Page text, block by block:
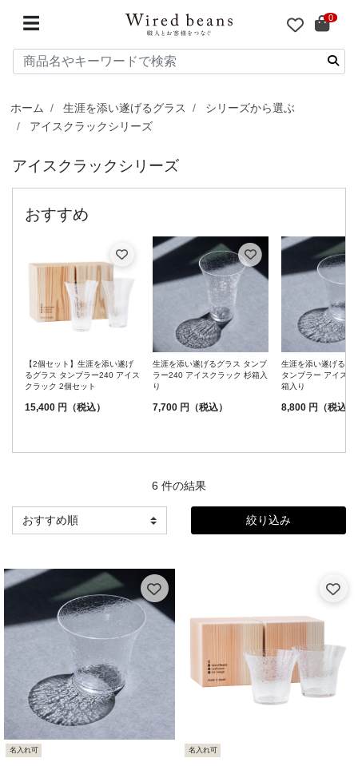
☰ 0
ホーム 生涯を添い遂げるグラス
シリーズから選ぶ
アイスクラックシリーズ
アイスクラックシリーズ
【2個セット】生涯を添い遂げ
るグラス タンブラー240 アイス
クラック 2個セット
15,400 円（税込）
生涯を添い遂げるグラス タンブ
ラー240 アイスクラック 杉箱入
り
7,700 円（税込）
生涯を添い遂げるグ
タンブラー アイスク
箱入り
8,800 円（税込）
6 件の結果
絞り込み
名入れ可 名入れ可